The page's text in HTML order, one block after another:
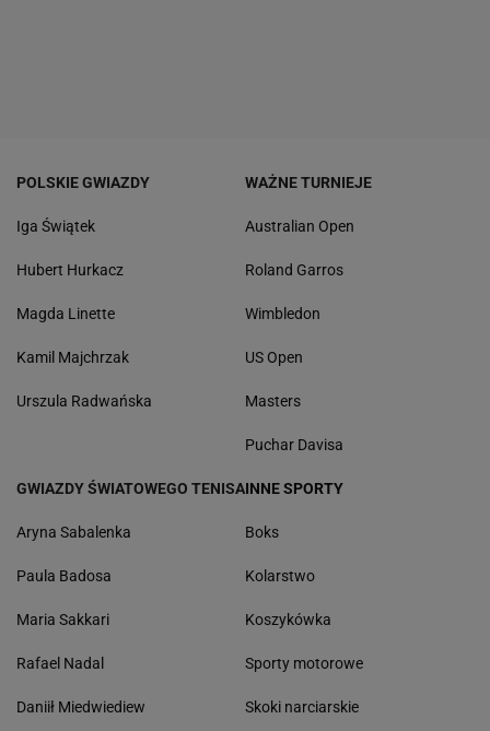
POLSKIE GWIAZDY
Iga Świątek
Hubert Hurkacz
Magda Linette
Kamil Majchrzak
Urszula Radwańska
WAŻNE TURNIEJE
Australian Open
Roland Garros
Wimbledon
US Open
Masters
Puchar Davisa
GWIAZDY ŚWIATOWEGO TENISA
Aryna Sabalenka
Paula Badosa
Maria Sakkari
Rafael Nadal
Daniił Miedwiediew
INNE SPORTY
Boks
Kolarstwo
Koszykówka
Sporty motorowe
Skoki narciarskie